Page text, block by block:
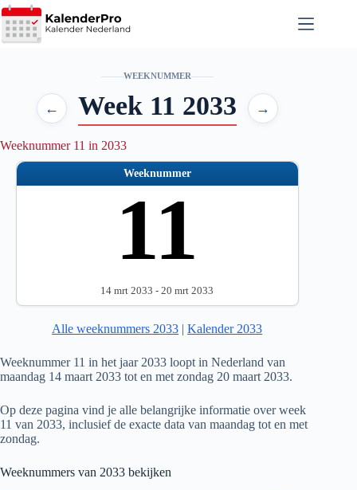
Ga
naar
de
WEEKNUMMER
← Week 11 2033 →
Weeknummer 11 in 2033
Weeknummer
11
14 mrt 2033 - 20 mrt 2033
Alle weeknummers 2033 |Kalender 2033
Weeknummer 11 in het jaar 2033 loopt in Nederland van
maandag 14 maart 2033 tot en met zondag 20 maart 2033.
Op deze pagina vind je alle belangrijke informatie over week
11 van 2033, inclusief de exacte data van maandag tot en met
zondag.
Weeknummers van 2033 bekijken